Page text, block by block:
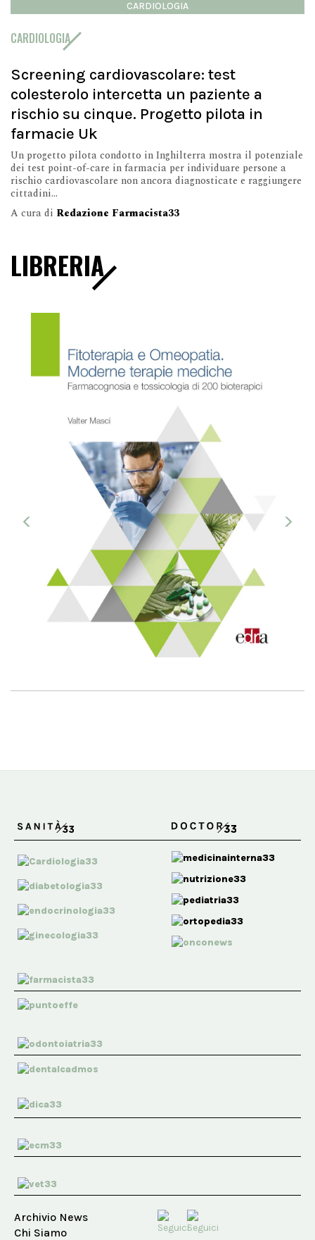
CARDIOLOGIA
CARDIOLOGIA
Screening cardiovascolare: test
colesterolo intercetta un paziente a
rischio su cinque. Progetto pilota in
farmacie Uk
Un progetto pilota condotto in Inghilterra mostra il potenziale
dei test point-of-care in farmacia per individuare persone a
rischio cardiovascolare non ancora diagnosticate e raggiungere
cittadini...
A cura di Redazione Farmacista33
LIBRERIA
Archivio News
Chi Siamo